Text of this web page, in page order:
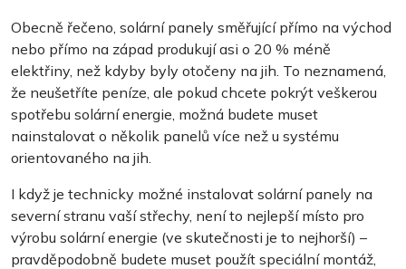
Obecně řečeno, solární panely směřující přímo na východ
nebo přímo na západ produkují asi o 20 % méně
elektřiny, než kdyby byly otočeny na jih. To neznamená,
že neušetříte peníze, ale pokud chcete pokrýt veškerou
spotřebu solární energie, možná budete muset
nainstalovat o několik panelů více než u systému
orientovaného na jih.
I když je technicky možné instalovat solární panely na
severní stranu vaší střechy, není to nejlepší místo pro
výrobu solární energie (ve skutečnosti je to nejhorší) –
pravděpodobně budete muset použít speciální montáž,